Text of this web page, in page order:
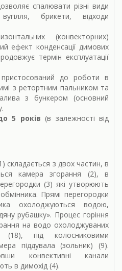
спалювати різні види
брикети, відходи
(конвекторних)
ефект конденсації димових
термін експлуатації
до роботи в
з ретортним пальником та
з бункером (основний
5 років (в залежності від
складається з двох частин, в
камера згорання (2), в
(3) які утворюють
Прямі перегородки
охолоджуються водою,
рубашку». Процес горіння
на водо охолоджуваних
(18), під колосниковими
піддувала (зольник) (9).
конвективні канали
в димохід (4).